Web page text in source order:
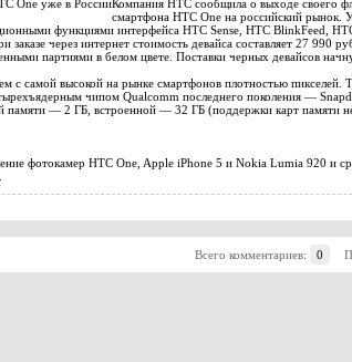
Компания HTC сообщила о выходе своего
смартфона HTC One на российский рынок.
функциями интерфейса HTC Sense, HTC BlinkFeed,
через интернет стоимость девайса составляет 27 990
партиями в белом цвете. Поставки черных девайсов
с самой высокой на рынке смартфонов плотностью пикселей.
чипом Qualcomm последнего поколения —
памяти — 2 ГБ, встроенной — 32 ГБ (поддержки карт памяти
фотокамер HTC One, Apple iPhone 5 и Nokia Lumia 920 и
Всего комментариев: 0